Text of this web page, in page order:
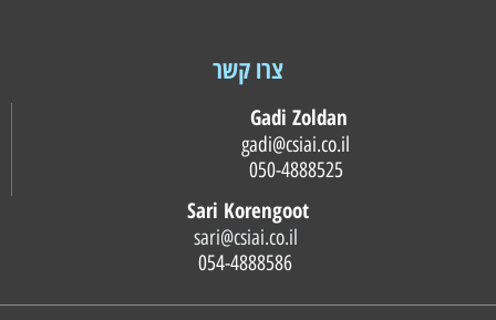
צרו קשר
Gadi Zoldan
Sari Korengoot
sari@csiai.co.il